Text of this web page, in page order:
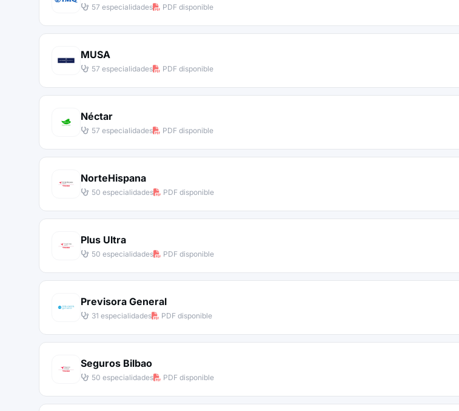
57 especialidades PDF disponible
MUSA
57 especialidades PDF disponible
Néctar
57 especialidades PDF disponible
NorteHispana
50 especialidades PDF disponible
Plus Ultra
50 especialidades PDF disponible
Previsora General
31 especialidades PDF disponible
Seguros Bilbao
50 especialidades PDF disponible